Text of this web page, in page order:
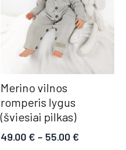
Merino vilnos
romperis lygus
(šviesiai pilkas)
49.00€ – 55.00€